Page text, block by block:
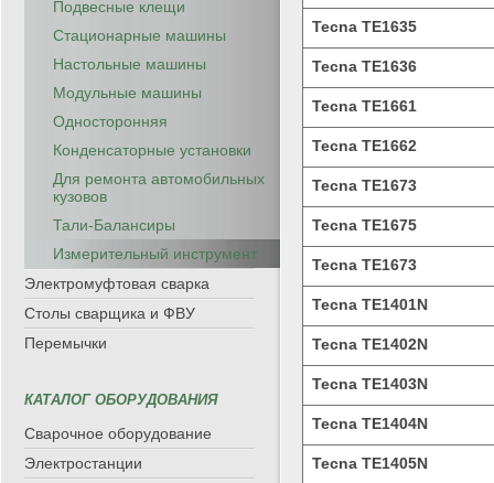
Подвесные клещи
Стационарные машины
Настольные машины
Модульные машины
Односторонняя
Конденсаторные установки
Для ремонта автомобильных
кузовов
Тали-Балансиры
Измерительный инструмент
Электромуфтовая сварка
Столы сварщика и ФВУ
Перемычки
КАТАЛОГ ОБОРУДОВАНИЯ
Сварочное оборудование
Электростанции
Tecna TE1635
Tecna TE1636
Tecna TE1661
Tecna TE1662
Tecna TE1673
Tecna TE1675
Tecna TE1673
Tecna TE1401N
Tecna TE1402N
Tecna TE1403N
Tecna TE1404N
Tecna TE1405N